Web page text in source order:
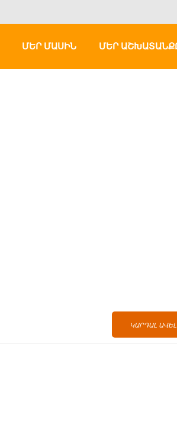
ՄԵՐ ՄԱՍԻՆ ՄԵՐ
ԿԱՐԴԱԼ